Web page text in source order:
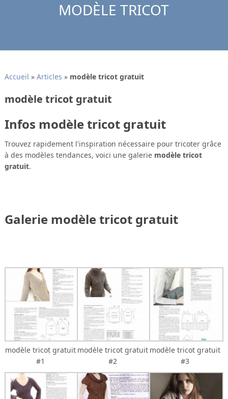
MODÈLE TRICOT
Accueil » Articles » modèle tricot gratuit
modèle tricot gratuit
Infos modèle tricot gratuit
Trouvez rapidement l'inspiration nécessaire pour tricoter grâce
à des modèles tendances, voici une galerie modèle tricot
gratuit.
Galerie modèle tricot gratuit
modèle tricot gratuit
#1
modèle tricot gratuit
#2
modèle tricot gratuit
#3